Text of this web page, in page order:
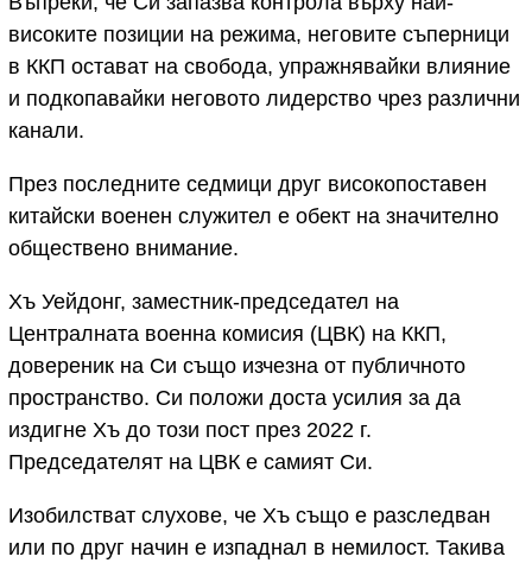
високите позиции на режима, неговите съперници
в ККП остават на свобода, упражнявайки влияние
и подкопавайки неговото лидерство чрез различни
канали.
През последните седмици друг високопоставен
китайски военен служител е обект на значително
обществено внимание.
Хъ Уейдонг, заместник-председател на
Централната военна комисия (ЦВК) на ККП,
довереник на Си също изчезна от публичното
пространство. Си положи доста усилия за да
издигне Хъ до този пост през 2022 г.
Председателят на ЦВК е самият Си.
Изобилстват слухове, че Хъ също е разследван
или по друг начин е изпаднал в немилост. Такива